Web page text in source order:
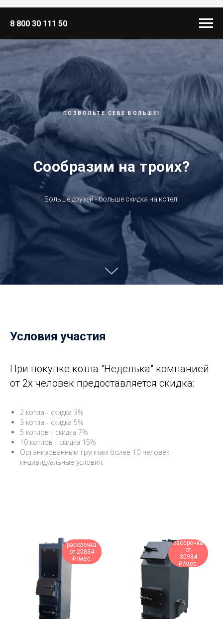
8 800 30 111 50
ПОЗВОЛЬТЕ СЕБЕ БОЛЬШЕ!
Сообразим на троих?
Больше друзей - больше скидка на котел!
Условия участия
При покупке котла "Неделька" компанией
от 2х человек предоставляется скидка:
2 котла - скидка 3%
3 котла - скидка 5%
5 котлов - скидка 7%
10 котлов - скидка 15%
Организованным группам более 10 человек -
индивидуальные условия.
рассрочка
от 20834
₽/мес.
рассрочка
от
30984
₽/мес.